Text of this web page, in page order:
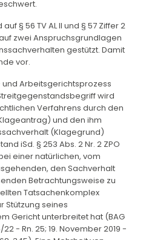
§ 56 TV AL II und § 57 Ziffer 2
zwei Anspruchsgrundlagen
gestützt. Damit
vor.
Arbeitsgerichtsprozess
wird
Verfahrens durch den
und den ihm
(Klagegrund)
iSd. § 253 Abs. 2 Nr. 2 ZPO
einer natürlichen, vom
den Sachverhalt
Betrachtungsweise zu
Tatsachenkomplex
Stützung seines
Gericht unterbreitet hat (BAG
- Rn. 25; 19. November 2019 -